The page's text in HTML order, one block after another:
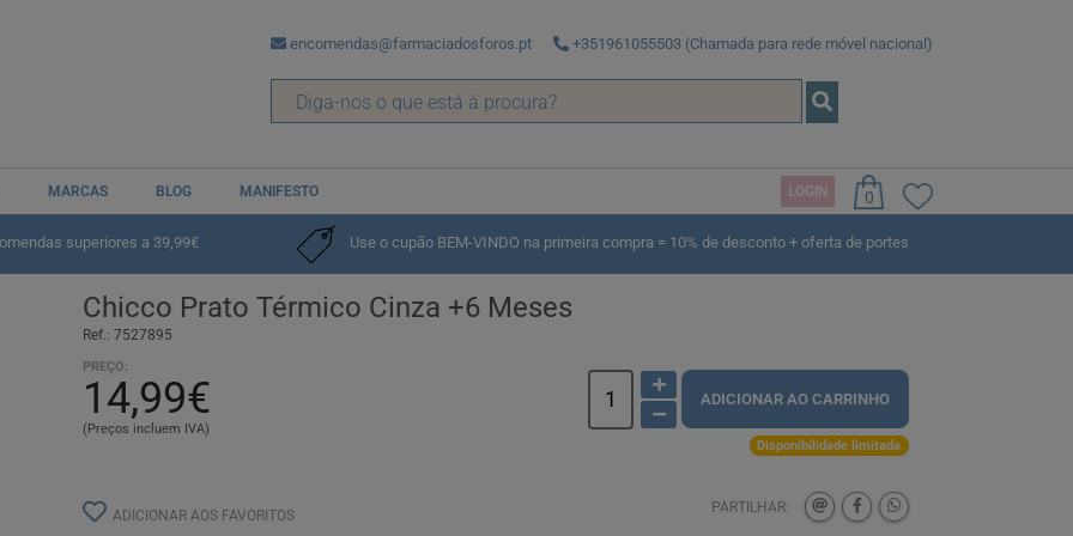
encomendas@farmaciadosforos.pt +351961055503 (Chamada para rede móvel nacional)
MARCAS BLOG MANIFESTO LOGIN 0
superiores a 39,99€ Use o cupão BEM-VINDO na primeira compra = 10% de desconto + oferta de portes
Chicco Prato Térmico Cinza +6 Meses
Ref.: 7527895
PREÇO:
14,99€
(Preços incluem IVA)
ADICIONAR AO CARRINHO
Disponibilidade limitada
ADICIONAR AOS FAVORITOS PARTILHAR: